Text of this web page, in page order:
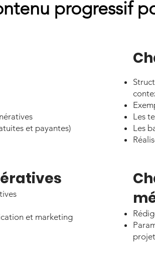
progressif
et payantes)
et marketing
Les
Les